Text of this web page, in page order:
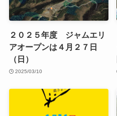
２０２５年度 ジャムエリ
アオープンは４月２７日
（日）
2025/03/10